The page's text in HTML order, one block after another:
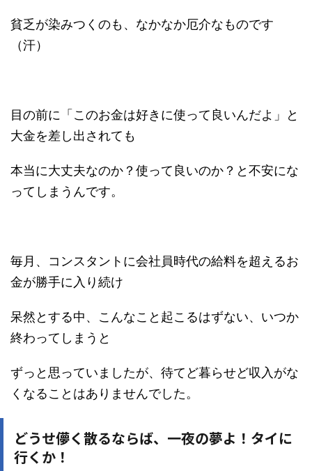
貧乏が染みつくのも、なかなか厄介なものです
（汗）
目の前に「このお金は好きに使って良いんだよ」と
大金を差し出されても
本当に大丈夫なのか？使って良いのか？と不安にな
ってしまうんです。
毎月、コンスタントに会社員時代の給料を超えるお
金が勝手に入り続け
呆然とする中、こんなこと起こるはずない、いつか
終わってしまうと
ずっと思っていましたが、待てど暮らせど収入がな
くなることはありませんでした。
どうせ儚く散るならば、一夜の夢よ！タイに
行くか！